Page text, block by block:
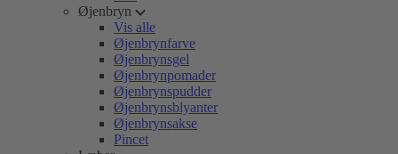
Øjenbryn
Vis alle
Øjenbrynfarve
Øjenbrynsgel
Øjenbrynpomader
Øjenbrynspudder
Øjenbrynsblyanter
Øjenbrynsakse
Pincet